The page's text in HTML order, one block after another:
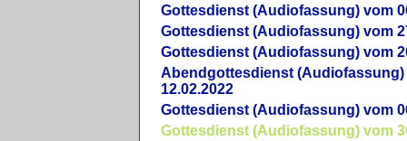
Gottesdienst (Audiofassung) vom
Gottesdienst (Audiofassung) vom
Gottesdienst (Audiofassung) vom
Abendgottesdienst (Audiofassung)
12.02.2022
Gottesdienst (Audiofassung) vom
Gottesdienst (Audiofassung) vom